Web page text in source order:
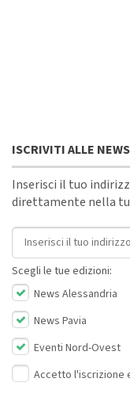
ISCRIVITI ALLE
Inserisci il tuo
direttamente nella
Indirizzo email
Scegli le tue edizioni:
News Alessandria
News Pavia
Eventi Nord-Ovest
Accetto l'iscrizione